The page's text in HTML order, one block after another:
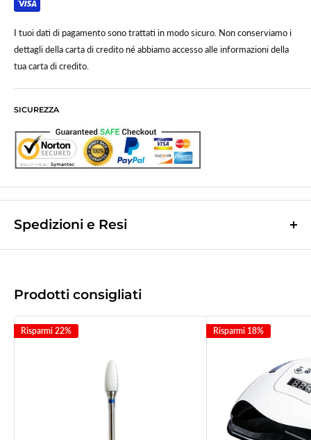
I tuoi dati di pagamento sono trattati in modo sicuro. Non conserviamo i
dettagli della carta di credito né abbiamo accesso alle informazioni della
tua carta di credito.
SICUREZZA
Spedizioni e Resi
Le spese di spedizione sono a contributo fisso di10,0€e vengono
(Spese di spedizione gratuite per ordini superiori a
1/2gg
lavorativi successivi a quello della spedizione
Il giorno successivo alla spedizione vi verrà inviata una mail col codice
Prodotti consigliati
Risparmi 22% Risparmi 18%